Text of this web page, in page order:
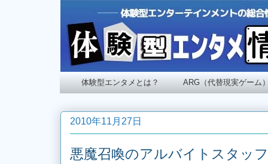
体験型エンタメとは？ ARG（代替現実ゲーム
2010年11月27日
悪魔召喚のアルバイトスタッ